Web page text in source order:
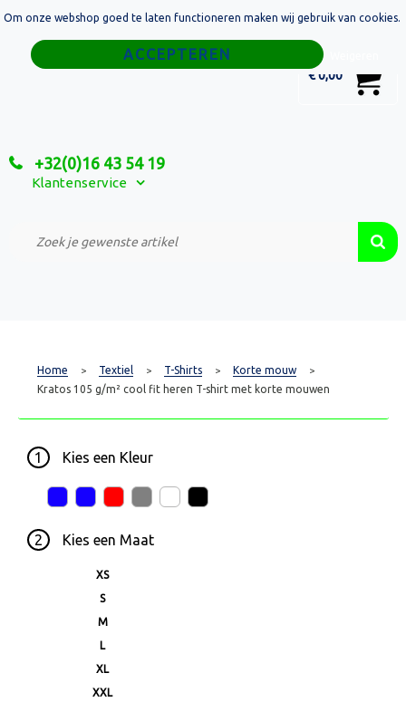
€ 0,00
+32(0)16 43 54 19
Klantenservice
Home
Relatiegeschenken
Custom Made Projecten
Home > Textiel > T-Shirts > Korte mouw >
Kratos 105 g/m² cool fit heren T-shirt met korte mouwen
1 Kies een Kleur
2 Kies een Maat
XS
S
M
L
XL
XXL
Om onze webshop goed te laten functioneren maken wij gebruik van cookies.